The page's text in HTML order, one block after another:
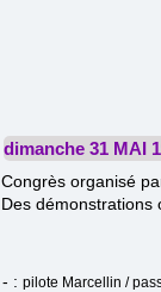
Congrès organisé
Des démonstrations
dimanche 31 MAI
- : pilote Marcellin /